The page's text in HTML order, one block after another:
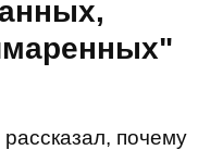
почему